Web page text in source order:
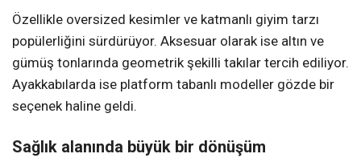
Özellikle oversized kesimler ve katmanlı giyim tarzı
popülerliğini sürdürüyor. Aksesuar olarak ise altın ve
gümüş tonlarında geometrik şekilli takılar tercih ediliyor.
Ayakkabılarda ise platform tabanlı modeller gözde bir
seçenek haline geldi.
Sağlık alanında büyük bir dönüşüm